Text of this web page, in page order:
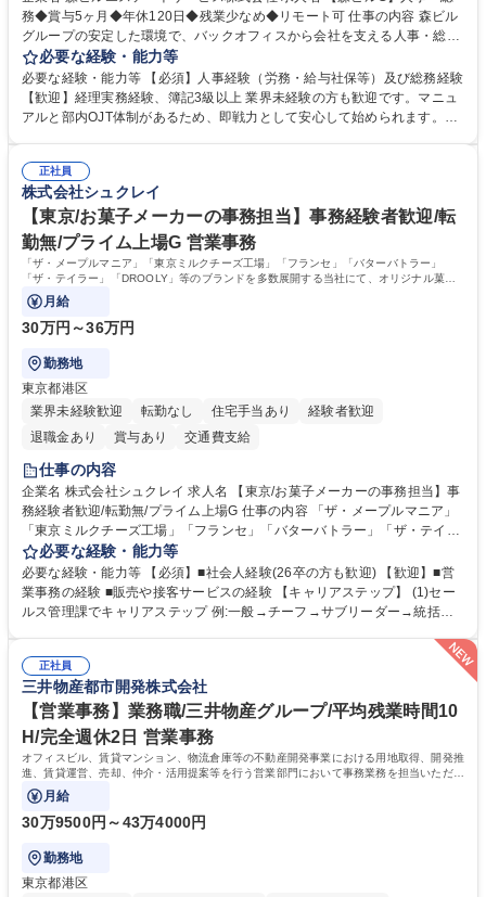
務◆賞与5ヶ月◆年休120日◆残業少なめ◆リモート可 仕事の内容 森ビル
グループの安定した環境で、バックオフィスから会社を支える人事・総務
をお任せします。 労務と総務の業務をバランスよく担当し、ゆくゆくは制
度改定などのコア業務にも挑戦できる、やりがいある環境です。 ■勤怠管
理、給与計算、社会保険手続き、年末調整等の労務管理全般 ■入退社手続
き、社内規定の改定や人事制度改定などのコア業務 ■社内イベントの企画
でも質問・相談できる環境が整っているため、安心して成長できます。 募
集職種 【森ビルG】人事・総務◆賞与5ヶ月◆年休120日◆残業少なめ◆
リモート可
必要な経験・能力等
必要な経験・能力等 【必須】人事経験（労務・給与社保等）及び総務経験
【歓迎】経理実務経験、簿記3級以上 業界未経験の方も歓迎です。マニュ
アルと部内OJT体制があるため、即戦力として安心して始められます。
務に挑戦できるため、自身の成長と組織への貢献度をダイレクトに実感で
きます。 残業少なめ、週1日リモート可など、ワークライフバランスを保
ち長期活躍できる環境です。 「これまでの幅広い経験を活かし、長期的な
キャリアを築きたい」という前向きな意欲と挑戦を全力で応援します。 学
歴・資格 学歴：大学院 大学 高専 短大 専修学校 高校 語学力： 資格：日商
簿記検定1級 日商簿記検定2級 日商簿記検定3級
正社員
株式会社シュクレイ
【東京/お菓子メーカーの事務担当】事務経験者歓迎/転
勤無/プライム上場G 営業事務
「ザ・メープルマニア」「東京ミルクチーズ工場」「フランセ」「バターバトラー」
「ザ・テイラー」「DROOLY」等のブランドを多数展開する当社にて、オリジナル菓子
ブランド商品の事務業務をお任せいたします。
月給
30万円～36万円
勤務地
東京都港区
業界未経験歓迎
転勤なし 住宅手当あり
経験者歓迎
退職金あり
賞与あり 交通費支給
仕事の内容
企業名 株式会社シュクレイ 求人名 【東京/お菓子メーカーの事務担当】事
務経験者歓迎/転勤無/プライム上場G 仕事の内容 「ザ・メープルマニア」
「東京ミルクチーズ工場」「フランセ」「バターバトラー」「ザ・テイラ
ー」「DROOLY」等のブランドを多数展開する当社にて、オリジナル菓子
ブランド商品の事務業務をお任せいたします。 【具体的な業務内容】 ■店
舗からの発注受付/PC入力業務 ■受電対応(社内/社外) ■商品のマスター登
録 ■日々の売上抽出・報告 ■提携企業への書類送付業務 ■契約書管理業務
必要な経験・能力等
必要な経験・能力等 【必須】■社会人経験(26卒の方も歓迎) 【歓迎】■営
業事務の経験 ■販売や接客サービスの経験 【キャリアステップ】 (1)セー
ルス管理課でキャリアステップ 例:一般→チーフ→サブリーダー→統括リ
験で経営管理部内で経理へ異動した方もいらっしゃいます。年3回の面談
や個別面談を通してご自身のキャリアと向き合っていただき、会社として
もバックアップしていきます。 学歴・資格 学歴：大学院 大学 高専 短大
専修学校 高校 語学力： 資格：
正社員
三井物産都市開発株式会社
【営業事務】業務職/三井物産グループ/平均残業時間10
H/完全週休2日 営業事務
オフィスビル、賃貸マンション、物流倉庫等の不動産開発事業における用地取得、開発推
進、賃貸運営、売却、仲介・活用提案等を行う営業部門において事務業務を担当いただき
ます。
月給
30万9500円～43万4000円
勤務地
東京都港区